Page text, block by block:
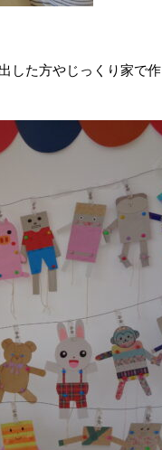
した方やじっくり家で